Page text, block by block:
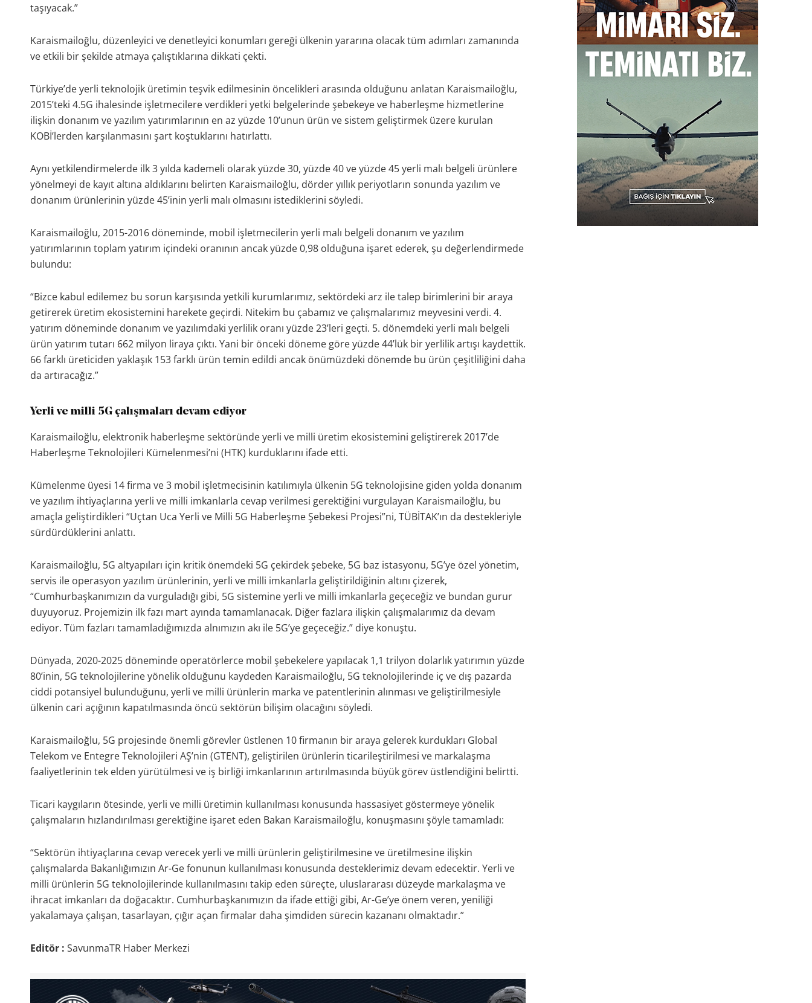
taşıyacak.”
Karaismailoğlu, düzenleyici ve denetleyici konumları gereği ülkenin yararına olacak tüm adımları zamanında
ve etkili bir şekilde atmaya çalıştıklarına dikkati çekti.
Türkiye’de yerli teknolojik üretimin teşvik edilmesinin öncelikleri arasında olduğunu anlatan Karaismailoğlu,
2015’teki 4.5G ihalesinde işletmecilere verdikleri yetki belgelerinde şebekeye ve haberleşme hizmetlerine
ilişkin donanım ve yazılım yatırımlarının en az yüzde 10’unun ürün ve sistem geliştirmek üzere kurulan
KOBİ’lerden karşılanmasını şart koştuklarını hatırlattı.
Aynı yetkilendirmelerde ilk 3 yılda kademeli olarak yüzde 30, yüzde 40 ve yüzde 45 yerli malı belgeli ürünlere
yönelmeyi de kayıt altına aldıklarını belirten Karaismailoğlu, dörder yıllık periyotların sonunda yazılım ve
donanım ürünlerinin yüzde 45’inin yerli malı olmasını istediklerini söyledi.
Karaismailoğlu, 2015-2016 döneminde, mobil işletmecilerin yerli malı belgeli donanım ve yazılım
yatırımlarının toplam yatırım içindeki oranının ancak yüzde 0,98 olduğuna işaret ederek, şu değerlendirmede
bulundu:
“Bizce kabul edilemez bu sorun karşısında yetkili kurumlarımız, sektördeki arz ile talep birimlerini bir araya
getirerek üretim ekosistemini harekete geçirdi. Nitekim bu çabamız ve çalışmalarımız meyvesini verdi. 4.
yatırım döneminde donanım ve yazılımdaki yerlilik oranı yüzde 23’leri geçti. 5. dönemdeki yerli malı belgeli
ürün yatırım tutarı 662 milyon liraya çıktı. Yani bir önceki döneme göre yüzde 44’lük bir yerlilik artışı kaydettik.
66 farklı üreticiden yaklaşık 153 farklı ürün temin edildi ancak önümüzdeki dönemde bu ürün çeşitliliğini daha
da artıracağız.”
Yerli ve milli 5G çalışmaları devam ediyor
Karaismailoğlu, elektronik haberleşme sektöründe yerli ve milli üretim ekosistemini geliştirerek 2017’de
Haberleşme Teknolojileri Kümelenmesi’ni (HTK) kurduklarını ifade etti.
Kümelenme üyesi 14 firma ve 3 mobil işletmecisinin katılımıyla ülkenin 5G teknolojisine giden yolda donanım
ve yazılım ihtiyaçlarına yerli ve milli imkanlarla cevap verilmesi gerektiğini vurgulayan Karaismailoğlu, bu
amaçla geliştirdikleri “Uçtan Uca Yerli ve Milli 5G Haberleşme Şebekesi Projesi”ni, TÜBİTAK’ın da destekleriyle
sürdürdüklerini anlattı.
Karaismailoğlu, 5G altyapıları için kritik önemdeki 5G çekirdek şebeke, 5G baz istasyonu, 5G’ye özel yönetim,
servis ile operasyon yazılım ürünlerinin, yerli ve milli imkanlarla geliştirildiğinin altını çizerek,
“Cumhurbaşkanımızın da vurguladığı gibi, 5G sistemine yerli ve milli imkanlarla geçeceğiz ve bundan gurur
duyuyoruz. Projemizin ilk fazı mart ayında tamamlanacak. Diğer fazlara ilişkin çalışmalarımız da devam
ediyor. Tüm fazları tamamladığımızda alnımızın akı ile 5G’ye geçeceğiz.” diye konuştu.
Dünyada, 2020-2025 döneminde operatörlerce mobil şebekelere yapılacak 1,1 trilyon dolarlık yatırımın yüzde
80’inin, 5G teknolojilerine yönelik olduğunu kaydeden Karaismailoğlu, 5G teknolojilerinde iç ve dış pazarda
ciddi potansiyel bulunduğunu, yerli ve milli ürünlerin marka ve patentlerinin alınması ve geliştirilmesiyle
ülkenin cari açığının kapatılmasında öncü sektörün bilişim olacağını söyledi.
Karaismailoğlu, 5G projesinde önemli görevler üstlenen 10 firmanın bir araya gelerek kurdukları Global
Telekom ve Entegre Teknolojileri AŞ’nin (GTENT), geliştirilen ürünlerin ticarileştirilmesi ve markalaşma
faaliyetlerinin tek elden yürütülmesi ve iş birliği imkanlarının artırılmasında büyük görev üstlendiğini belirtti.
Ticari kaygıların ötesinde, yerli ve milli üretimin kullanılması konusunda hassasiyet göstermeye yönelik
çalışmaların hızlandırılması gerektiğine işaret eden Bakan Karaismailoğlu, konuşmasını şöyle tamamladı:
“Sektörün ihtiyaçlarına cevap verecek yerli ve milli ürünlerin geliştirilmesine ve üretilmesine ilişkin
çalışmalarda Bakanlığımızın Ar-Ge fonunun kullanılması konusunda desteklerimiz devam edecektir. Yerli ve
milli ürünlerin 5G teknolojilerinde kullanılmasını takip eden süreçte, uluslararası düzeyde markalaşma ve
ihracat imkanları da doğacaktır. Cumhurbaşkanımızın da ifade ettiği gibi, Ar-Ge’ye önem veren, yeniliği
yakalamaya çalışan, tasarlayan, çığır açan firmalar daha şimdiden sürecin kazananı olmaktadır.”
Editör : SavunmaTR Haber Merkezi